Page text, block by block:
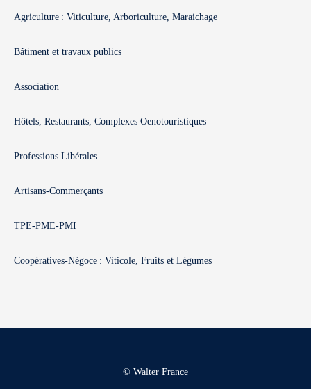
Agriculture : Viticulture, Arboriculture, Maraichage
Bâtiment et travaux publics
Association
Hôtels, Restaurants, Complexes Oenotouristiques
Professions Libérales
Artisans-Commerçants
TPE-PME-PMI
Coopératives-Négoce : Viticole, Fruits et Légumes
© Walter France